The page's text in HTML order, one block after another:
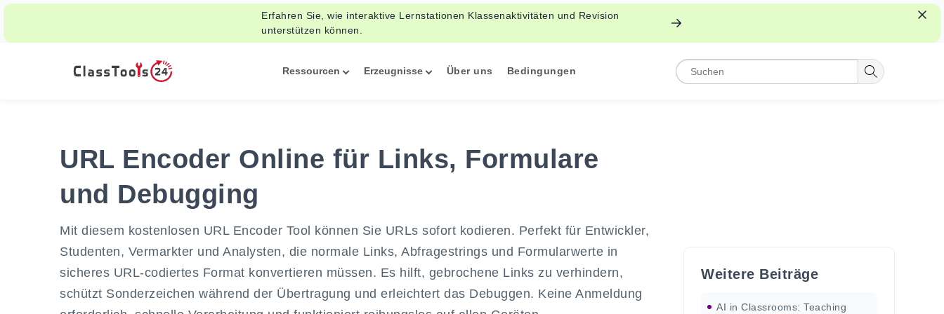
Erfahren Sie, wie interaktive Lernstationen Klassenaktivitäten und Revision
unterstützen können.
Ressourcen Erzeugnisse Über uns Bedingungen
URL Encoder Online für Links, Formulare
und Debugging
Mit diesem kostenlosen URL Encoder Tool können Sie URLs sofort kodieren. Perfekt für Entwickler,
Studenten, Vermarkter und Analysten, die normale Links, Abfragestrings und Formularwerte in
sicheres URL-codiertes Format konvertieren müssen. Es hilft, gebrochene Links zu verhindern,
schützt Sonderzeichen während der Übertragung und erleichtert das Debuggen. Keine Anmeldung
Weitere Beiträge
AI in Classrooms: Teaching